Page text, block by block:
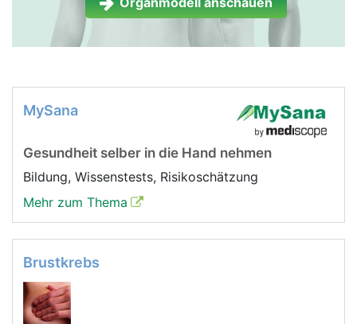
MySana
Gesundheit selber in die Hand nehmen
Bildung, Wissenstests, Risikoschätzung
Mehr zum Thema
Brustkrebs